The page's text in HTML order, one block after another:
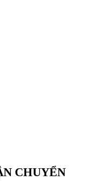
CHUYỂN